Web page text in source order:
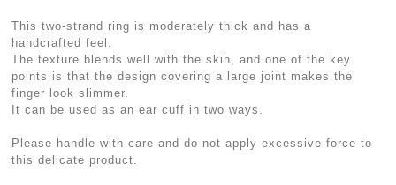
This two-strand ring is moderately thick and has a
handcrafted feel.
The texture blends well with the skin, and one of the key
points is that the design covering a large joint makes the
finger look slimmer.
It can be used as an ear cuff in two ways.
Please handle with care and do not apply excessive force to
this delicate product.